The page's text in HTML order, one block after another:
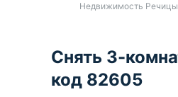
Недвижимость Речицы
Снять 3-
код 82605